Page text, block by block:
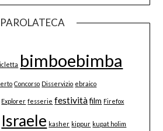
PAROLATECA
bimboebimba
Concorso Disservizio ebraico
Explorer fesserie festività film Firefox
Israele kasher kippur kupat holim